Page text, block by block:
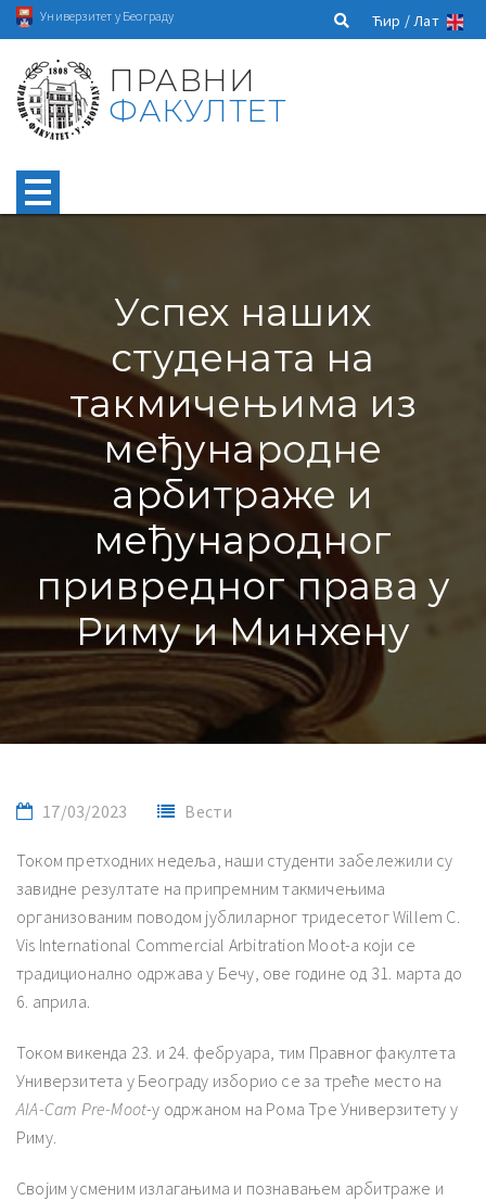
Универзитет у Београду Ћир /Лат
ПРАВНИ
ФАКУЛТЕТ
Успех наших
студената на
такмичењима из
међународне
арбитраже и
међународног
привредног права у
Риму и Минхену
17/03/2023 Вести
Током претходних недеља, наши студенти забележили су
завидне резултате на припремним такмичењима
организованим поводом јублиларног тридесетог Willem C.
Vis International Commercial Arbitration Moot-а који се
традиционално одржава у Бечу, ове године од 31. марта до
6. априла.
Током викенда 23. и 24. фебруара, тим Правног факултета
Универзитета у Београду изборио се за треће место на
AIA-Cam Pre-Moot-у одржаном на Рома Тре Универзитету у
Риму.
Својим усменим излагањима и познавањем арбитраже и